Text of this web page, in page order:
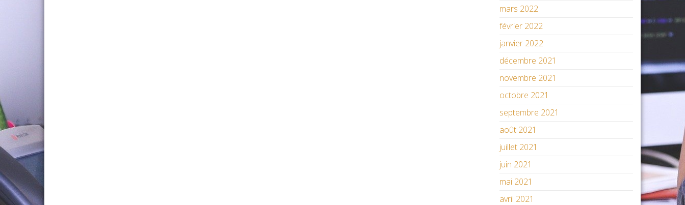
mars 2022
février 2022
janvier 2022
décembre 2021
novembre 2021
octobre 2021
septembre 2021
août 2021
juillet 2021
juin 2021
mai 2021
avril 2021